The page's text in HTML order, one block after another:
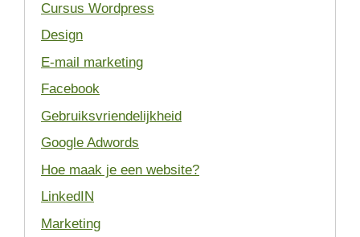
Cursus Wordpress
Design
E-mail marketing
Facebook
Gebruiksvriendelijkheid
Google Adwords
Hoe maak je een website?
LinkedIN
Marketing